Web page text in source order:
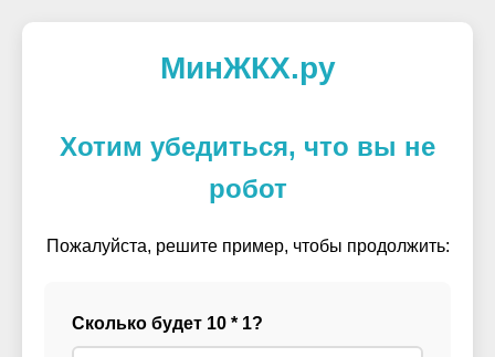
МинЖКХ.ру
Хотим убедиться, что вы не
робот
Пожалуйста, решите пример, чтобы продолжить:
Сколько будет 10 * 1?